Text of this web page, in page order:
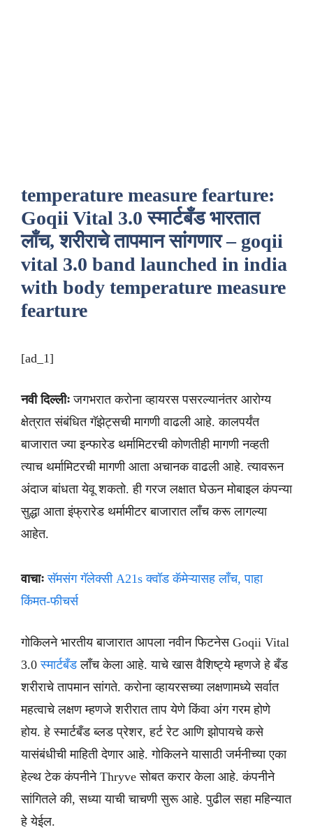
temperature measure fearture:
Goqii Vital 3.0 स्मार्टबँड भारतात
लाँच, शरीराचे तापमान सांगणार – goqii
vital 3.0 band launched in india
with body temperature measure
fearture
[ad_1]
नवी दिल्लीः जगभरात करोना व्हायरस पसरल्यानंतर आरोग्य
क्षेत्रात संबंधित गॅझेट्सची मागणी वाढली आहे. कालपर्यंत
बाजारात ज्या इन्फारेड थर्मामिटरची कोणतीही मागणी नव्हती
त्याच थर्मामिटरची मागणी आता अचानक वाढली आहे. त्यावरून
अंदाज बांधता येवू शकतो. ही गरज लक्षात घेऊन मोबाइल कंपन्या
सुद्धा आता इंफ्रारेड थर्मामीटर बाजारात लाँच करू लागल्या
आहेत.
वाचाःसॅमसंग गॅलेक्सी A21s क्वॉड कॅमेऱ्यासह लाँच, पाहा
किंमत-फीचर्स
गोकिलने भारतीय बाजारात आपला नवीन फिटनेस Goqii Vital
3.0स्मार्टबँडलाँच केला आहे. याचे खास वैशिष्ट्ये म्हणजे हे बँड
शरीराचे तापमान सांगते. करोना व्हायरसच्या लक्षणामध्ये सर्वात
महत्वाचे लक्षण म्हणजे शरीरात ताप येणे किंवा अंग गरम होणे
होय. हे स्मार्टबँड ब्लड प्रेशर, हर्ट रेट आणि झोपायचे कसे
यासंबंधीची माहिती देणार आहे. गोकिलने यासाठी जर्मनीच्या एका
हेल्थ टेक कंपनीने Thryve सोबत करार केला आहे. कंपनीने
सांगितले की, सध्या याची चाचणी सुरू आहे. पुढील सहा महिन्यात
हे येईल.